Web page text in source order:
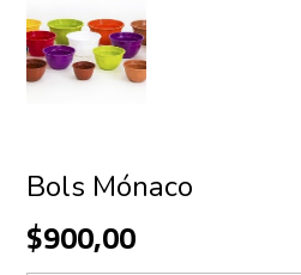
Bols Mónaco
$900,00